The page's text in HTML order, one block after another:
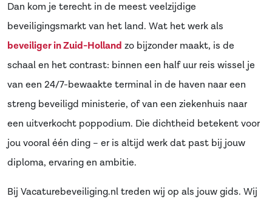
Dan kom je terecht in de meest veelzijdige
beveiligingsmarkt van het land. Wat het werk als
beveiliger in Zuid-Holland zo bijzonder maakt, is de
schaal en het contrast: binnen een half uur reis wissel je
van een 24/7-bewaakte terminal in de haven naar een
streng beveiligd ministerie, of van een ziekenhuis naar
een uitverkocht poppodium. Die dichtheid betekent voor
jou vooral één ding – er is altijd werk dat past bij jouw
diploma, ervaring en ambitie.
Bij Vacaturebeveiliging.nl treden wij op als jouw gids. Wij